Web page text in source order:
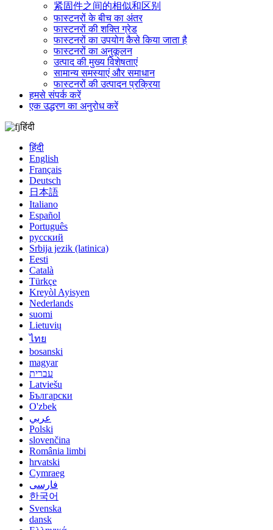
紧固件之间的相似和区别
फास्टनरों के बीच का अंतर
फास्टनरों की शक्ति ग्रेड
फास्टनरों का उपयोग कैसे किया जाता है
फास्टनरों का अनुकूलन
उत्पाद की मुख्य विशेषताएं
सामान्य समस्याएं और समाधान
फास्टनरों की उत्पादन प्रक्रिया
हमसे संपर्क करें
एक उद्धरण का अनुरोध करें
हिंदी
हिंदी
English
Français
Deutsch
日本語
Italiano
Español
Português
русский
Srbija jezik (latinica)
Eesti
Català
Türkçe
Kreyòl Ayisyen
Nederlands
suomi
Lietuvių
ไทย
bosanski
magyar
עברית
Latviešu
Български
O'zbek
عربي
Polski
slovenčina
România limbi
hrvatski
Cymraeg
فارسی
한국어
Svenska
dansk